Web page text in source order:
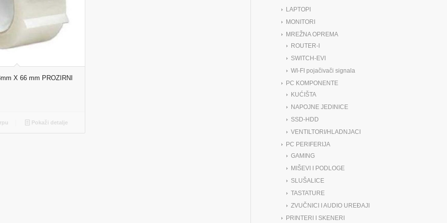
X 66 mm PROZIRNI
Pokaži detalje
LAPTOPI
MONITORI
MREŽNA OPREMA
ROUTER-I
SWITCH-EVI
WI-FI pojačivači signala
PC KOMPONENTE
KUĆIŠTA
NAPOJNE JEDINICE
SSD-HDD
VENTILTORI/HLADNJACI
PC PERIFERIJA
GAMING
MIŠEVI I PODLOGE
SLUŠALICE
TASTATURE
ZVUČNICI I AUDIO UREĐAJI
PRINTERI I SKENERI